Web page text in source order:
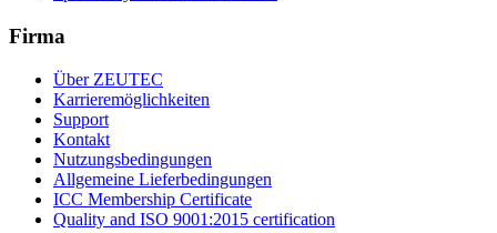
Firma
Über ZEUTEC
Karrieremöglichkeiten
Support
Kontakt
Nutzungsbedingungen
Allgemeine Lieferbedingungen
ICC Membership Certificate
Quality and ISO 9001:2015 certification